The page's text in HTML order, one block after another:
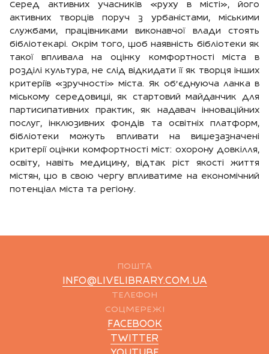
Серед активних учасників «руху в місті», його
активних творців поруч з урбаністами, міськими
службами, працівниками виконавчої влади стоять
бібліотекарі. Окрім того, щоб наявність бібліотеки як
такої впливала на оцінку комфортності міста в
розділі культура, не слід відкидати її як творця інших
критеріїв «зручності» міста. Як об’єднуюча ланка в
міському середовищі, як стартовий майданчик для
партисипативних практик, як надавач інноваційних
послуг, інклюзивних фондів та освітніх платформ,
бібліотеки можуть впливати на вищезазначені
критерії оцінки комфортності міст: охорону довкілля,
освіту, навіть медицину, відтак ріст якості життя
містян, що в свою чергу впливатиме на економічний
потенціал міста та регіону.
ПОШТА
INFO@LIVELIBRARY.COM.UA
ТЕЛЕФОН
СОЦМЕРЕЖІ
FACEBOOK
TWITTER